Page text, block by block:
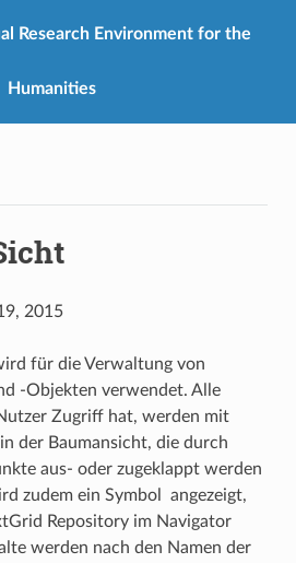
Research Environment for the
Humanities
2015
für die Verwaltung von
-Objekten verwendet. Alle
Zugriff hat, werden mit
der Baumansicht, die durch
aus- oder zugeklappt werden
zudem ein Symbol angezeigt,
Repository im Navigator
werden nach den Namen der